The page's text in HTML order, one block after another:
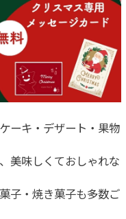
ーキ・デザート・果物
美味しくておしゃれな
子・焼き菓子も多数ご